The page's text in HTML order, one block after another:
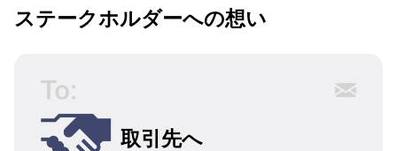
ステークホルダーへの想い
取引先へ